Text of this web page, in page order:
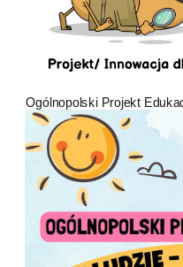
Ogólnopolski Projekt